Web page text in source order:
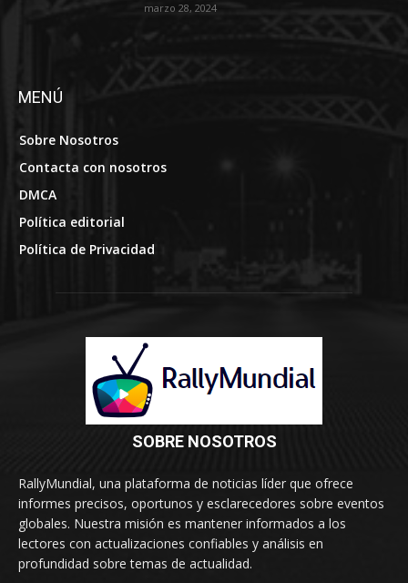
marzo 28, 2024
MENÚ
Sobre Nosotros
Contacta con nosotros
DMCA
Política editorial
Política de Privacidad
SOBRE NOSOTROS
RallyMundial, una plataforma de noticias líder que ofrece
informes precisos, oportunos y esclarecedores sobre eventos
globales. Nuestra misión es mantener informados a los
lectores con actualizaciones confiables y análisis en
profundidad sobre temas de actualidad.